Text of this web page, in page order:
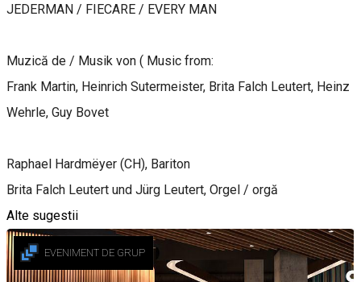
JEDERMAN / FIECARE / EVERY MAN
Muzică de / Musik von ( Music from:
Frank Martin, Heinrich Sutermeister, Brita Falch Leutert, Heinz
Wehrle, Guy Bovet
Raphael Hardmëyer (CH), Bariton
Brita Falch Leutert und Jürg Leutert, Orgel / orgă
Alte sugestii
EVENIMENT DE GRUP